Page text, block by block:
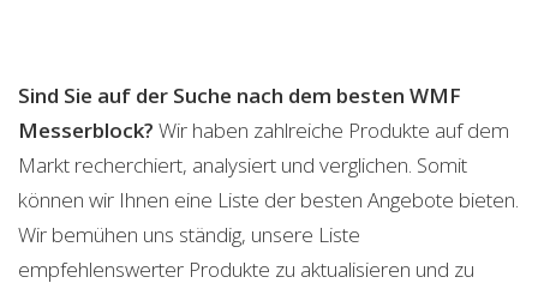
Sind Sie auf der Suche nach dem besten WMF
Messerblock? Wir haben zahlreiche Produkte auf dem
Markt recherchiert, analysiert und verglichen. Somit
können wir Ihnen eine Liste der besten Angebote bieten.
Wir bemühen uns ständig, unsere Liste
empfehlenswerter Produkte zu aktualisieren und zu